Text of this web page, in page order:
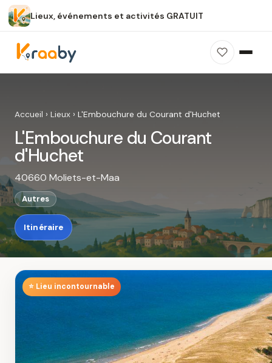
Lieux, événements et activités GRATUIT
spot dans Kraaby.
Accueil › Lieux › L'Embouchure du Courant d'Huchet
L'Embouchure du Courant
d'Huchet
40660 Moliets-et-Maa
Autres
Itinéraire
⭐ Lieu incontournable